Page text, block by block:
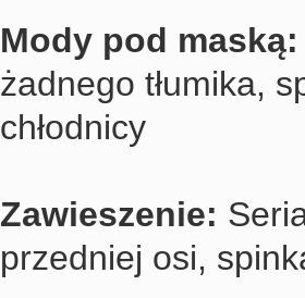
Mody pod
żadnego tłumika,
chłodnicy
Zawieszenie:
przedniej osi,